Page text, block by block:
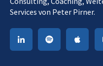
Services von Peter Pirner.